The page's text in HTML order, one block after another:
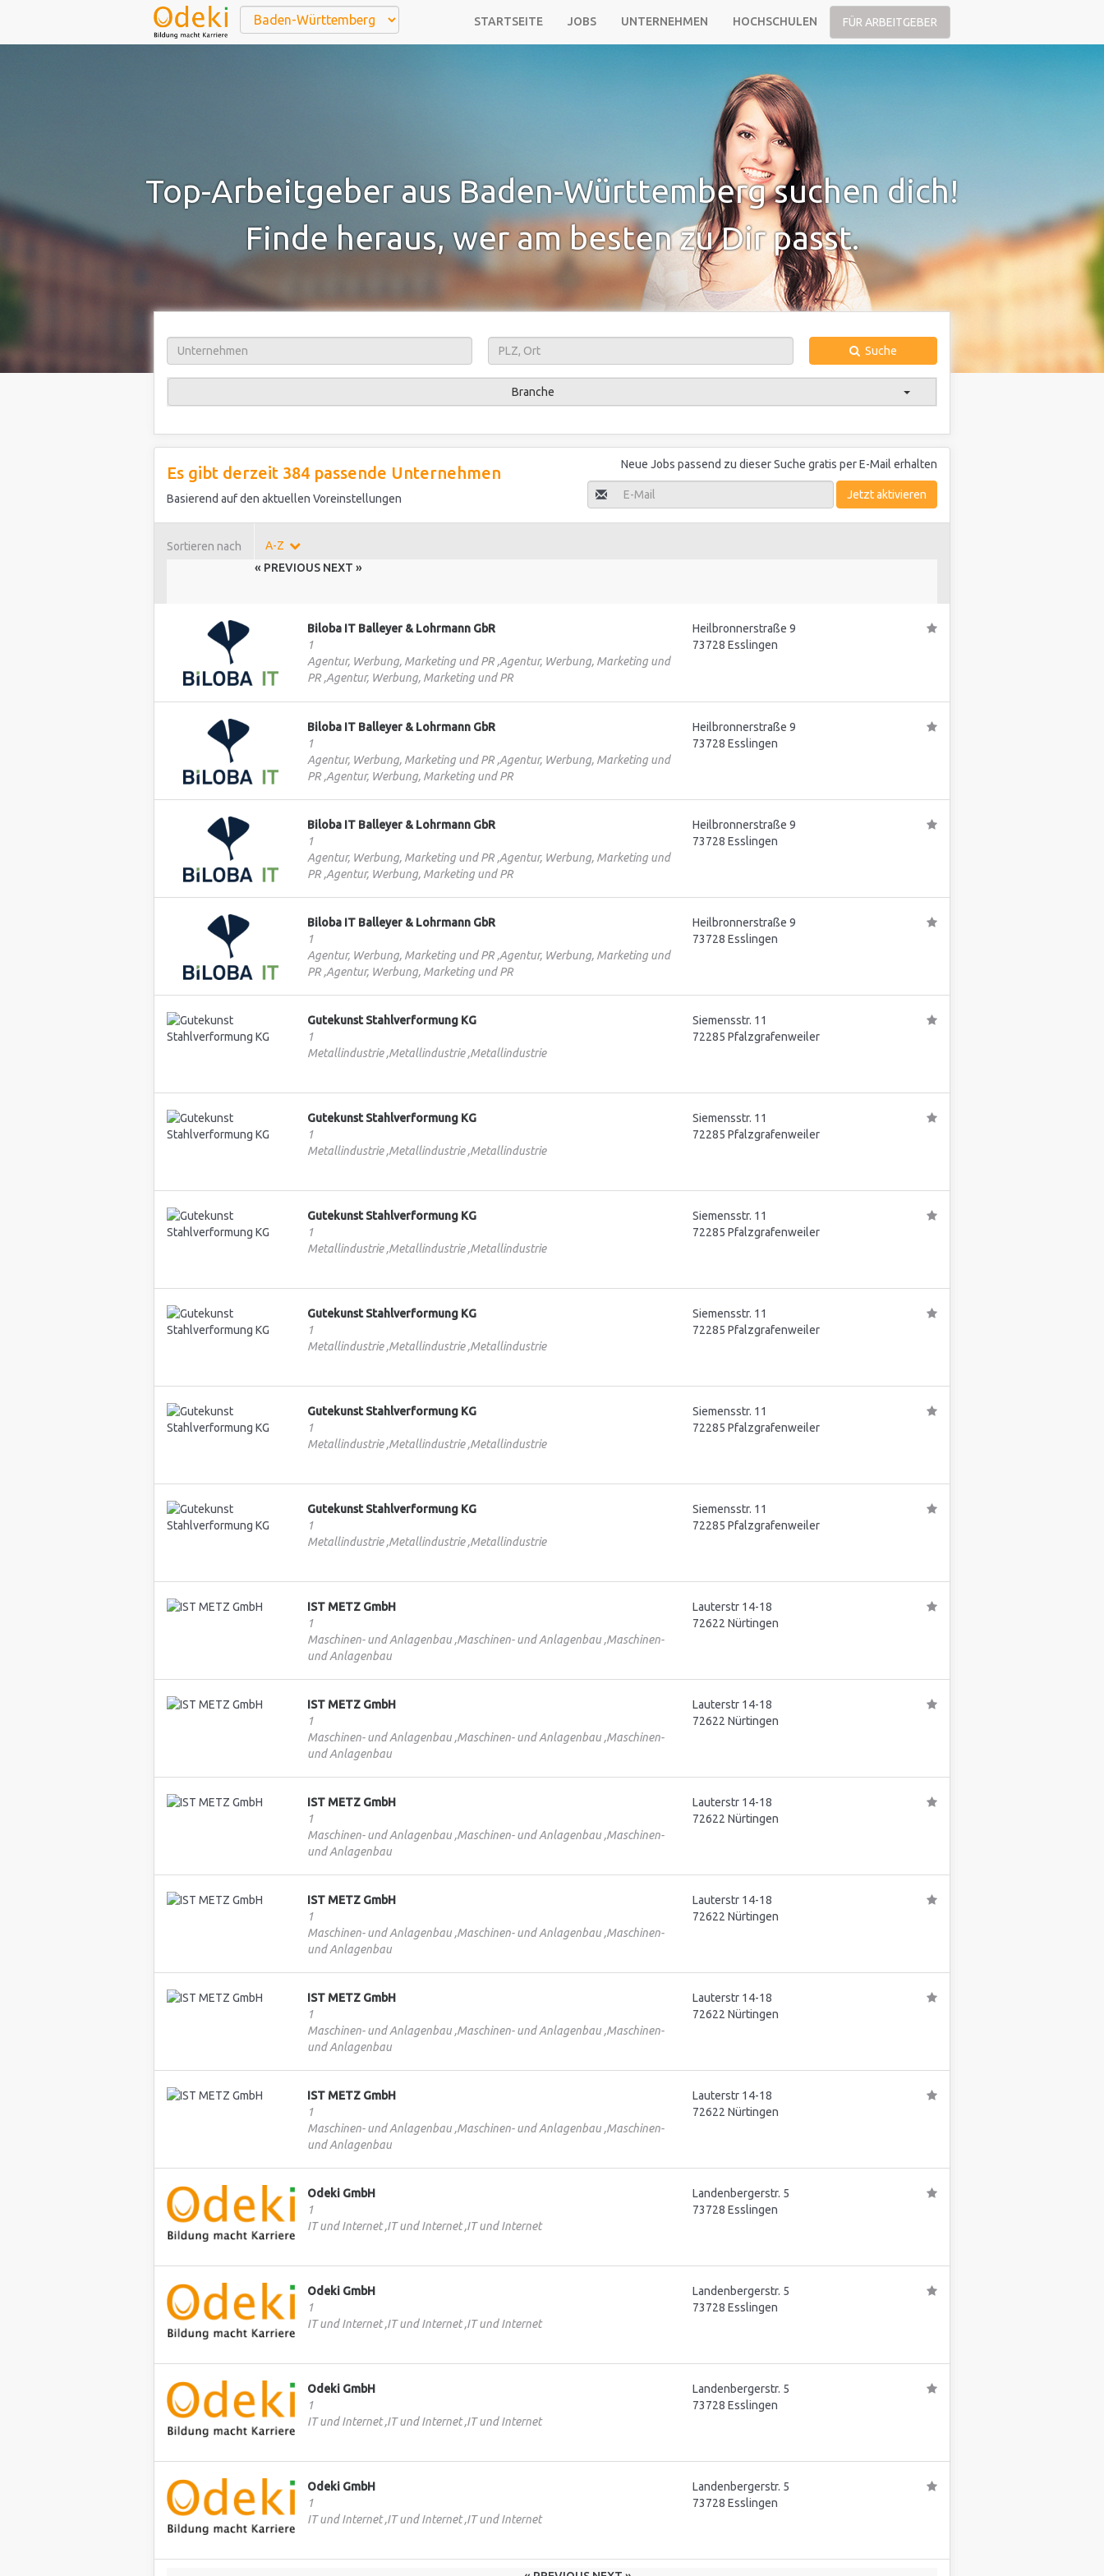
STARTSEITE JOBS UNTERNEHMEN HOCHSCHULEN FÜR ARBEITGEBER
Top-Arbeitgeber aus Baden-Württemberg suchen dich!
Finde heraus, wer am besten zu Dir passt.
Suche
Branche
Es gibt derzeit 384 passende Unternehmen
Basierend auf den aktuellen Voreinstellungen
Neue Jobs passend zu dieser Suche gratis per E-Mail erhalten
Jetzt aktivieren
Sortieren nach
A-Z
« PREVIOUS NEXT »
Biloba IT Balleyer & Lohrmann GbR
1
Agentur, Werbung, Marketing und PR ,Agentur, Werbung, Marketing und
PR ,Agentur, Werbung, Marketing und PR
Heilbronnerstraße 9
73728 Esslingen
Biloba IT Balleyer & Lohrmann GbR
1
Agentur, Werbung, Marketing und PR ,Agentur, Werbung, Marketing und
PR ,Agentur, Werbung, Marketing und PR
Heilbronnerstraße 9
73728 Esslingen
Biloba IT Balleyer & Lohrmann GbR
1
Agentur, Werbung, Marketing und PR ,Agentur, Werbung, Marketing und
PR ,Agentur, Werbung, Marketing und PR
Heilbronnerstraße 9
73728 Esslingen
Biloba IT Balleyer & Lohrmann GbR
1
Agentur, Werbung, Marketing und PR ,Agentur, Werbung, Marketing und
PR ,Agentur, Werbung, Marketing und PR
Heilbronnerstraße 9
73728 Esslingen
Gutekunst Stahlverformung KG
1
Metallindustrie ,Metallindustrie ,Metallindustrie
Siemensstr. 11
72285 Pfalzgrafenweiler
Gutekunst Stahlverformung KG
1
Metallindustrie ,Metallindustrie ,Metallindustrie
Siemensstr. 11
72285 Pfalzgrafenweiler
Gutekunst Stahlverformung KG
1
Metallindustrie ,Metallindustrie ,Metallindustrie
Siemensstr. 11
72285 Pfalzgrafenweiler
Gutekunst Stahlverformung KG
1
Metallindustrie ,Metallindustrie ,Metallindustrie
Siemensstr. 11
72285 Pfalzgrafenweiler
Gutekunst Stahlverformung KG
1
Metallindustrie ,Metallindustrie ,Metallindustrie
Siemensstr. 11
72285 Pfalzgrafenweiler
Gutekunst Stahlverformung KG
1
Metallindustrie ,Metallindustrie ,Metallindustrie
Siemensstr. 11
72285 Pfalzgrafenweiler
IST METZ GmbH
1
Maschinen- und Anlagenbau ,Maschinen- und Anlagenbau ,Maschinen-
und Anlagenbau
Lauterstr 14-18
72622 Nürtingen
IST METZ GmbH
1
Maschinen- und Anlagenbau ,Maschinen- und Anlagenbau ,Maschinen-
und Anlagenbau
Lauterstr 14-18
72622 Nürtingen
IST METZ GmbH
1
Maschinen- und Anlagenbau ,Maschinen- und Anlagenbau ,Maschinen-
und Anlagenbau
Lauterstr 14-18
72622 Nürtingen
IST METZ GmbH
1
Maschinen- und Anlagenbau ,Maschinen- und Anlagenbau ,Maschinen-
und Anlagenbau
Lauterstr 14-18
72622 Nürtingen
IST METZ GmbH
1
Maschinen- und Anlagenbau ,Maschinen- und Anlagenbau ,Maschinen-
und Anlagenbau
Lauterstr 14-18
72622 Nürtingen
IST METZ GmbH
1
Maschinen- und Anlagenbau ,Maschinen- und Anlagenbau ,Maschinen-
und Anlagenbau
Lauterstr 14-18
72622 Nürtingen
Odeki GmbH
1
IT und Internet ,IT und Internet ,IT und Internet
Landenbergerstr. 5
73728 Esslingen
Odeki GmbH
1
IT und Internet ,IT und Internet ,IT und Internet
Landenbergerstr. 5
73728 Esslingen
Odeki GmbH
1
IT und Internet ,IT und Internet ,IT und Internet
Landenbergerstr. 5
73728 Esslingen
Odeki GmbH
1
IT und Internet ,IT und Internet ,IT und Internet
Landenbergerstr. 5
73728 Esslingen